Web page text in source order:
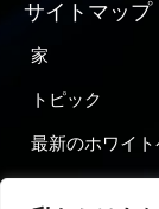
サイトマップ
家
トピック
最新のホワイト